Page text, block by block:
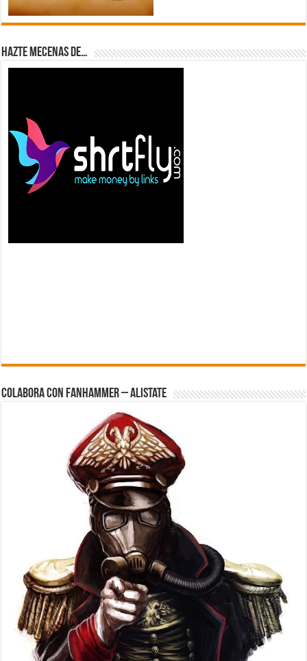
Hazte Mecenas de…
Colabora con FanHammer – Alistate